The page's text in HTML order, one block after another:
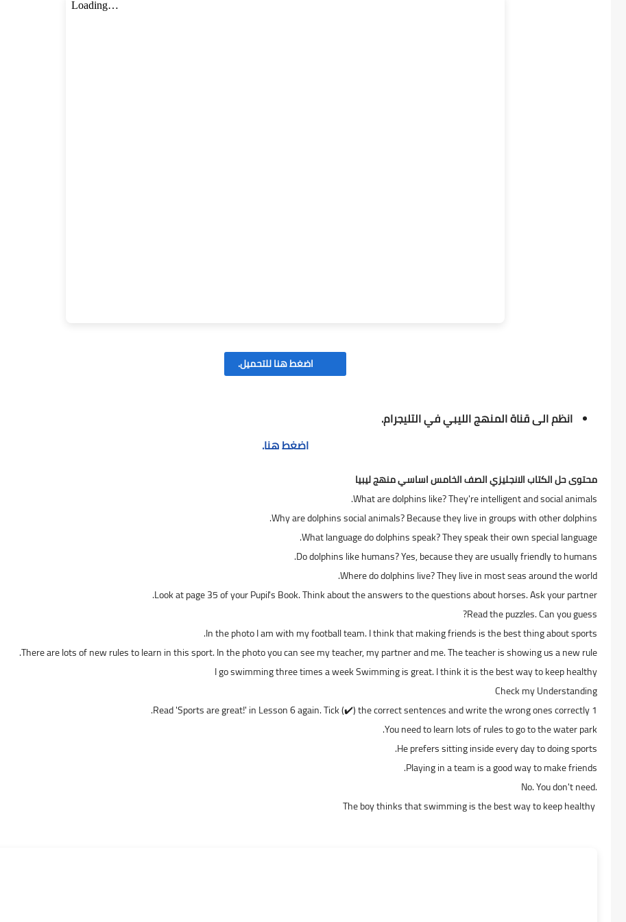
اضغط هنا للتحميل.
انظم الى قناة المنهج الليبي في التليجرام.
اضغط هنا.
محتوى حل الكتاب الانجليزي الصف الخامس اساسي منهج ليبيا
What are dolphins like? They're intelligent and social animals.
Why are dolphins social animals? Because they live in groups with other dolphins.
What language do dolphins speak? They speak their own special language.
Do dolphins like humans? Yes, because they are usually friendly to humans.
Where do dolphins live? They live in most seas around the world.
Look at page 35 of your Pupil's Book. Think about the answers to the questions about horses. Ask your partner.
Read the puzzles. Can you guess?
In the photo I am with my football team. I think that making friends is the best thing about sports.
There are lots of new rules to learn in this sport. In the photo you can see my teacher, my partner and me. The teacher is showing us a new rule.
I go swimming three times a week Swimming is great. I think it is the best way to keep healthy
Check my Understanding
1 Read 'Sports are great!' in Lesson 6 again. Tick (✔️) the correct sentences and write the wrong ones correctly.
You need to learn lots of rules to go to the water park.
He prefers sitting inside every day to doing sports.
Playing in a team is a good way to make friends.
.No. You don't need